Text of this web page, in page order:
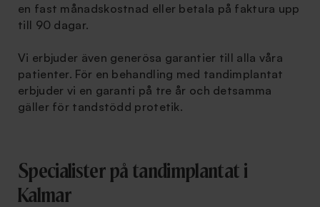
en fast månadskostnad eller betala på faktura upp
till 90 dagar.
Vi erbjuder även generösa garantier till alla våra
patienter. För en behandling med tandimplantat
erbjuder vi en garanti på tre år och detsamma
gäller för tandstödd protetik.
Specialister på tandimplantat i
Kalmar